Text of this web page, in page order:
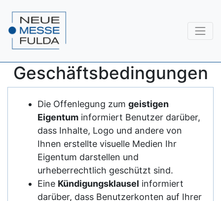
Geschäftsbedingungen
Die Offenlegung zum geistigen
Eigentum informiert Benutzer darüber,
dass Inhalte, Logo und andere von
Ihnen erstellte visuelle Medien Ihr
Eigentum darstellen und
urheberrechtlich geschützt sind.
Eine Kündigungsklausel informiert
darüber, dass Benutzerkonten auf Ihrer